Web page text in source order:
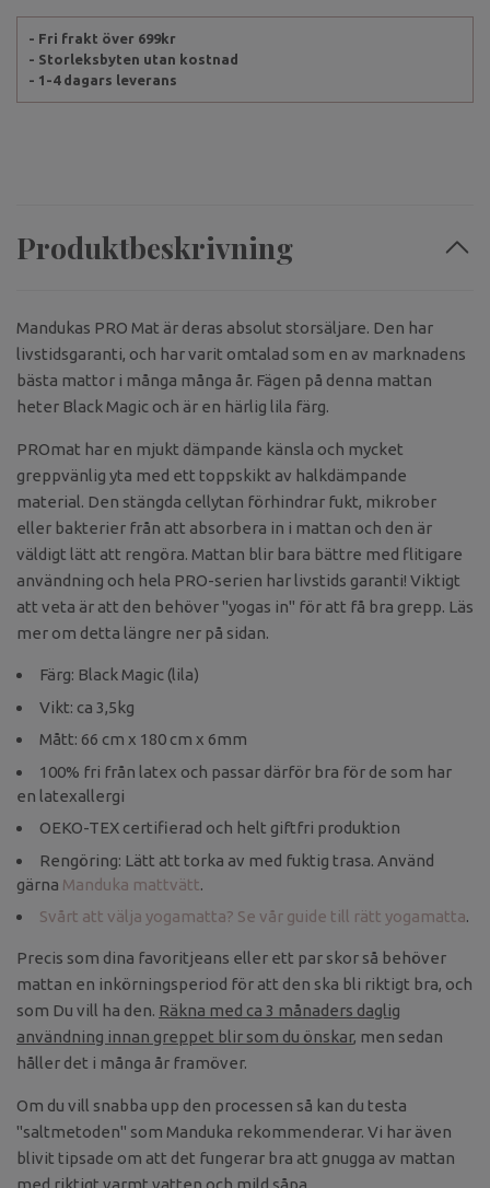
- Fri frakt över 699kr
- Storleksbyten utan kostnad
- 1-4 dagars leverans
Produktbeskrivning
Mandukas PRO Mat är deras absolut storsäljare. Den har
livstidsgaranti, och har varit omtalad som en av marknadens
bästa mattor i många många år. Fägen på denna mattan
heter Black Magic och är en härlig lila färg.
PROmat har en mjukt dämpande känsla och mycket
greppvänlig yta med ett toppskikt av halkdämpande
material. Den stängda cellytan förhindrar fukt, mikrober
eller bakterier från att absorbera in i mattan och den är
väldigt lätt att rengöra. Mattan blir bara bättre med flitigare
användning och hela PRO-serien har livstids garanti! Viktigt
att veta är att den behöver "yogas in" för att få bra grepp. Läs
mer om detta längre ner på sidan.
Färg: Black Magic (lila)
Vikt: ca 3,5kg
Mått: 66 cm x 180 cm x 6mm
100% fri från latex och passar därför bra för de som har
en latexallergi
OEKO-TEX certifierad och helt giftfri produktion
Rengöring: Lätt att torka av med fuktig trasa. Använd
gärna Manduka mattvätt.
Svårt att välja yogamatta? Se vår guide till rätt yogamatta.
Precis som dina favoritjeans eller ett par skor så behöver
mattan en inkörningsperiod för att den ska bli riktigt bra, och
som Du vill ha den. Räkna med ca 3 månaders daglig
användning innan greppet blir som du önskar, men sedan
håller det i många år framöver.
Om du vill snabba upp den processen så kan du testa
"saltmetoden" som Manduka rekommenderar. Vi har även
blivit tipsade om att det fungerar bra att gnugga av mattan